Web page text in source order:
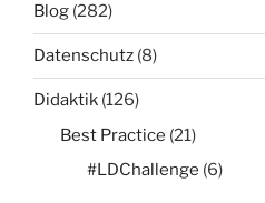
Blog (282)
Datenschutz (8)
Didaktik (126)
Best Practice (21)
#LDChallenge (6)